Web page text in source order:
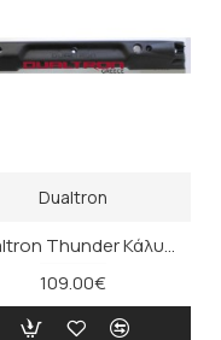
Dualtron
Dualtron Thunder Κάλυμμα Σασί Αριστερής Πλευράς
109.00€